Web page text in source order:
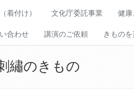
着付け） 文化庁委託事業 健
合わせ 講演のご依頼 きもの
繡のきもの